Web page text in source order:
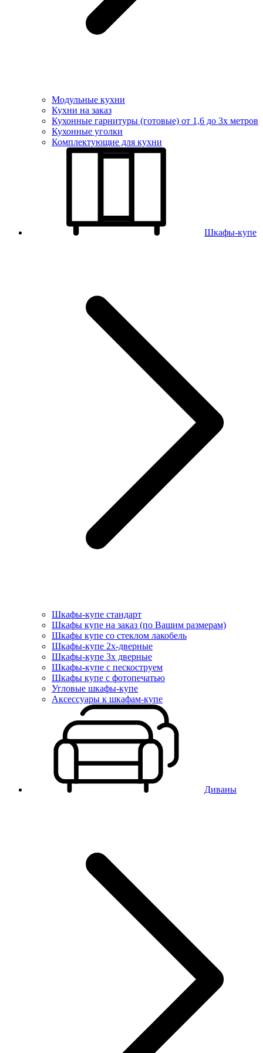
Модульные кухни
Кухни на заказ
Кухонные гарнитуры (готовые) от 1,6 до 3х метров
Кухонные уголки
Комплектующие для кухни
Шкафы-купе
Шкафы-купе стандарт
Шкафы купе на заказ (по Вашим размерам)
Шкафы купе со стеклом лакобель
Шкафы-купе 2х-дверные
Шкафы-купе 3х дверные
Шкафы-купе с пескоструем
Шкафы купе с фотопечатью
Угловые шкафы-купе
Аксессуары к шкафам-купе
Диваны